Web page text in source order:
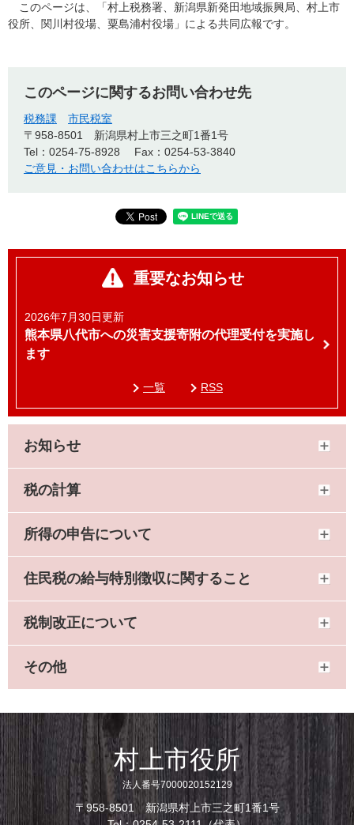
このページは、「村上税務署、新潟県新発田地域振興局、村上市
役所、関川村役場、粟島浦村役場」による共同広報です。
このページに関するお問い合わせ先
税務課
市民税室
〒958-8501
新潟県村上市三之町1番1号
Tel：0254-75-8928
Fax：0254-53-3840
ご意見・お問い合わせはこちらから
重要なお知らせ
2026年7月30日更新
熊本県八代市への災害支援寄附の代理受付を実施し
ます
一覧 RSS
お知らせ
税の計算
所得の申告について
住民税の給与特別徴収に関すること
税制改正について
その他
村上市役所
法人番号7000020152129
〒958-8501 新潟県村上市三之町1番1号